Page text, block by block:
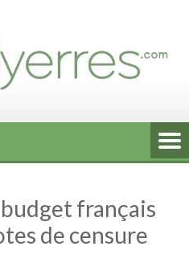
français
de censure